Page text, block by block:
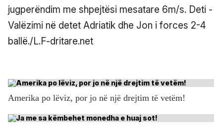
jugperëndim me shpejtësi mesatare 6m/s. Deti -
Valëzimi në detet Adriatik dhe Jon i forces 2-4
ballë./L.F-dritare.net
Amerika po lëviz, por jo në një drejtim të vetëm!